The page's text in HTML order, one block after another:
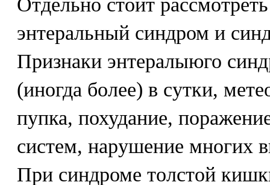
Отдельно стоит
энтеральный синдром и
Признаки энтералыюго
(иногда более) в сутки,
пупка, похудание,
систем, нарушение многих
При синдроме толстой